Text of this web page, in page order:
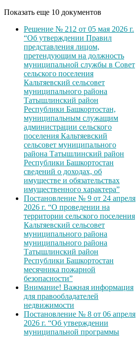
Показать еще 10 документов
Решение № 212 от 05 мая 2026 г.
“Об утверждении Правил
представления лицом,
претендующим на должность
муниципальной службы в Совет
сельского поселения
Кальтяевский сельсовет
муниципального района
Татышлинский район
Республики Башкортостан,
муниципальным служащим
администрации сельского
поселения Кальтяевский
сельсовет муниципального
района Татышлинский район
Республики Башкортостан
сведений о доходах, об
имуществе и обязательствах
имущественного характера”
Постановление № 9 от 24 апреля
2026 г. “О проведении на
территории сельского поселения
Кальтяевский сельсовет
муниципального района
муниципального района
Татышлинский район
Республики Башкортостан
месячника пожарной
безопасности”
Внимание! Важная информация
для правообладателей
недвижимости
Постановление № 8 от 06 апреля
2026 г. “Об утверждении
муниципальной программы